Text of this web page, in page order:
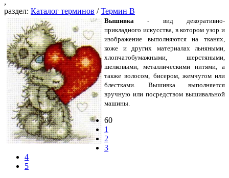
раздел: Каталог терминов /Термин В
Вышивка - вид декоративно-
прикладного искусства, в котором узор и
изображение выполняются на тканях,
коже и других материалах льняными,
хлопчатобумажными, шерстяными,
шелковыми, металлическими нитями, а
также волосом, бисером, жемчугом или
блестками. Вышивка выполняется
вручную или посредством вышивальной
машины.
60
1
2
3
4
5